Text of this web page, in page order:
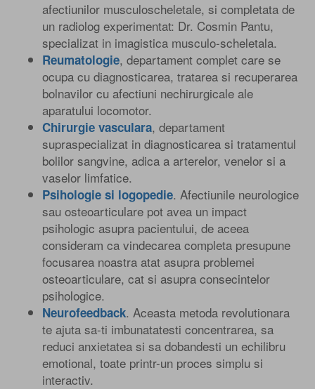
afectiunilor musculoscheletale, si completata de
un radiolog experimentat: Dr. Cosmin Pantu,
specializat in imagistica musculo-scheletala.
Reumatologie, departament complet care se
ocupa cu diagnosticarea, tratarea si recuperarea
bolnavilor cu afectiuni nechirurgicale ale
aparatului locomotor.
Chirurgie vasculara, departament
supraspecializat in diagnosticarea si tratamentul
bolilor sangvine, adica a arterelor, venelor si a
vaselor limfatice.
Psihologie si logopedie. Afectiunile neurologice
sau osteoarticulare pot avea un impact
psihologic asupra pacientului, de aceea
consideram ca vindecarea completa presupune
focusarea noastra atat asupra problemei
osteoarticulare, cat si asupra consecintelor
psihologice.
Neurofeedback. Aceasta metoda revolutionara
te ajuta sa-ti imbunatatesti concentrarea, sa
reduci anxietatea si sa dobandesti un echilibru
emotional, toate printr-un proces simplu si
interactiv.